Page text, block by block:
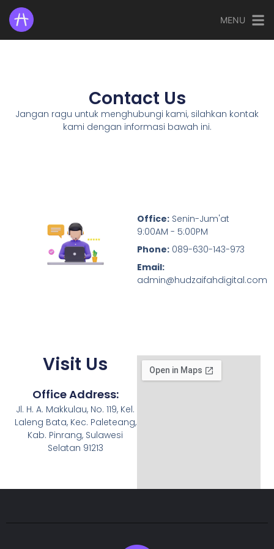
MENU
Contact Us
Jangan ragu untuk menghubungi kami, silahkan kontak
kami dengan informasi bawah ini.
Office: Senin-Jum'at
9:00AM - 5:00PM
Phone: 089-630-143-973
Email:
admin@hudzaifahdigital.com
Visit Us
Office Address:
Jl. H. A. Makkulau, No. 119, Kel.
Laleng Bata, Kec. Paleteang,
Kab. Pinrang, Sulawesi
Selatan 91213